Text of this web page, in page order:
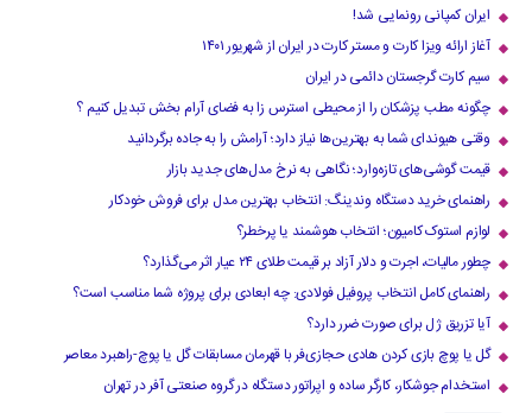
ایران کمپانی رونمایی شد!
آغاز ارائه ویزا کارت و مستر کارت در ایران از شهریور ۱۴۰۱
سیم کارت گرجستان دائمی در ایران
چگونه مطب پزشکان را از محیطی استرس زا به فضای آرام بخش تبدیل کنیم ؟
وقتی هیوندای شما به بهترین‌ها نیاز دارد؛ آرامش را به جاده برگردانید
قیمت گوشی‌های تازه‌وارد؛ نگاهی به نرخ مدل‌های جدید بازار
راهنمای خرید دستگاه وندینگ: انتخاب بهترین مدل برای فروش خودکار
لوازم استوک کامیون؛ انتخاب هوشمند یا پرخطر؟
چطور مالیات، اجرت و دلار آزاد بر قیمت طلای ۲۴ عیار اثر می‌گذارد؟
راهنمای کامل انتخاب پروفیل فولادی: چه ابعادی برای پروژه شما مناسب است؟
آیا تزریق ژل برای صورت ضرر دارد​؟
گل یا پوچ بازی کردن هادی حجازی‌فر با قهرمان مسابقات گل یا پوچ-راهبرد معاصر
استخدام جوشکار، کارگر ساده و اپراتور دستگاه در گروه صنعتی آفر در تهران